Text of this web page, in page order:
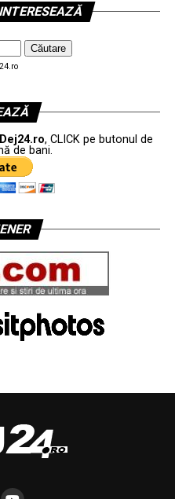
Dej24.ro, CLICK pe butonul de
de bani.